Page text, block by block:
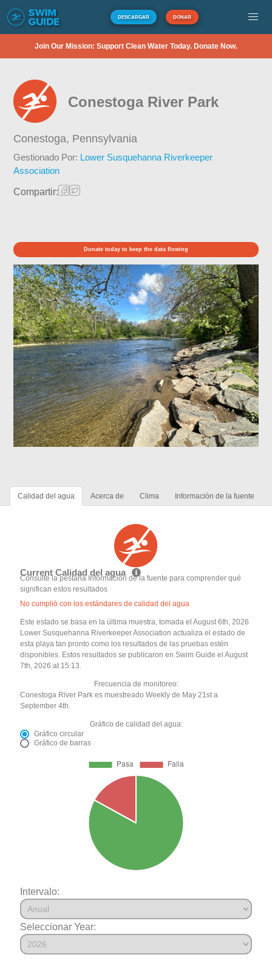
DESCARGAR DONAR
Join Our Mission: Support Clean Water Today. Donate Now.
Conestoga River Park
Conestoga, Pennsylvania
Gestionado Por: Lower Susquehanna Riverkeeper
Association
Compartir:
Donate today to keep the data flowing
Calidad del agua Acerca de Clima Información de la fuente
Current Calidad del agua
Consulte la pestaña Información de la fuente para comprender qué
significan estos resultados
No cumplió con los estándares de calidad del agua
Este estado se basa en la última muestra, tomada el August 6th, 2026
Lower Susquehanna Riverkeeper Association actualiza el estado de
esta playa tan pronto como los resultados de las pruebas estén
disponibles. Estos resultados se publicaron en Swim Guide el August
7th, 2026 at 15:13.
Frecuencia de monitoreo:
Conestoga River Park es muestreado Weekly de May 21st a
September 4th.
Gráfico de calidad del agua:
Gráfico circular
Gráfico de barras
Intervalo:
Seleccionar Year: